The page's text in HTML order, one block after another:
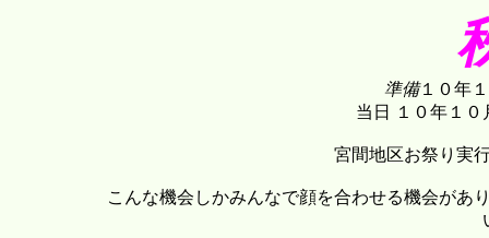
準備１０年
当日 １０年１
宮間地区お祭り実
こんな機会しかみんなで顔を合わせる機会があ